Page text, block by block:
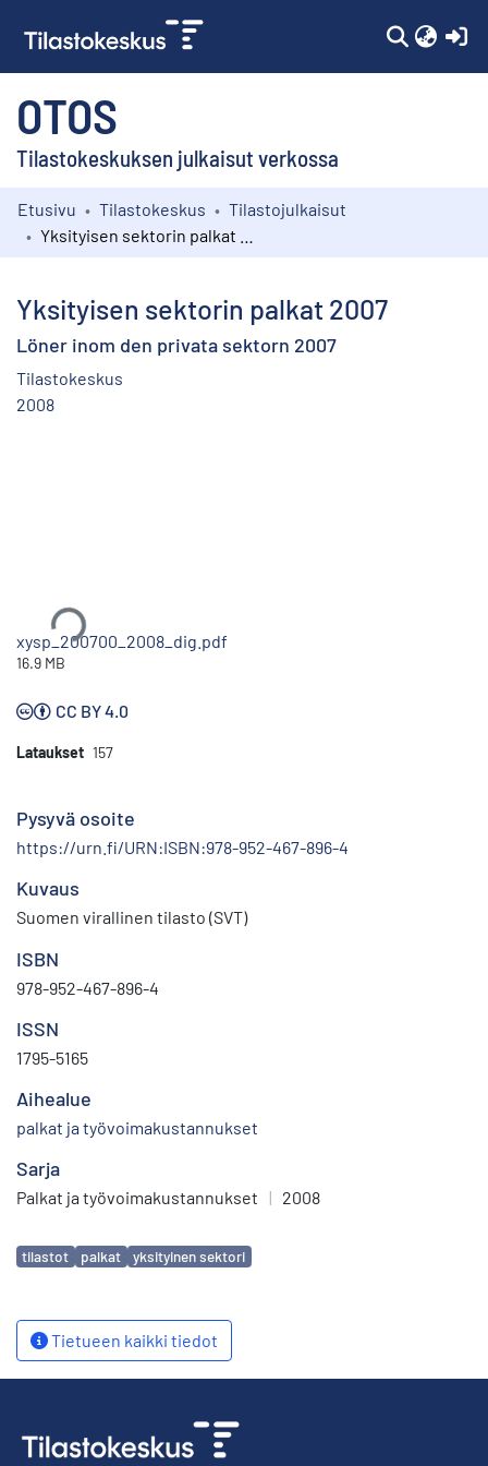
OTOS
Tilastokeskuksen julkaisut verkossa
Kokoelmat
Etusivu Tilastokeskus
Tilastojulkaisut
Yksityisen sektorin palkat 2007
Löner inom den privata sektorn 2007
Tilastokeskus
2008
xysp_200700_2008_dig.pdf
16.9 MB
CC BY 4.0
Lataukset 157
Pysyvä osoite
https://urn.fi/URN:ISBN:978-952-467-896-4
Kuvaus
Suomen virallinen tilasto (SVT)
ISBN
978-952-467-896-4
ISSN
1795-5165
Aihealue
palkat ja työvoimakustannukset
Sarja
Palkat ja työvoimakustannukset | 2008
Avainsanat
tilastot palkat yksityinen sektori
Tietueen kaikki tiedot